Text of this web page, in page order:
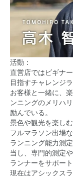
活動：
直営店ではビギナ
目指すチャレンジラ
お客様と一緒に、
ンニングのメリハ
励んでいる。
景色や観光を楽し
フルマラソン出場
ランニング能力測
当し、専門的測定
ランナーをサポート
現在はアシックス